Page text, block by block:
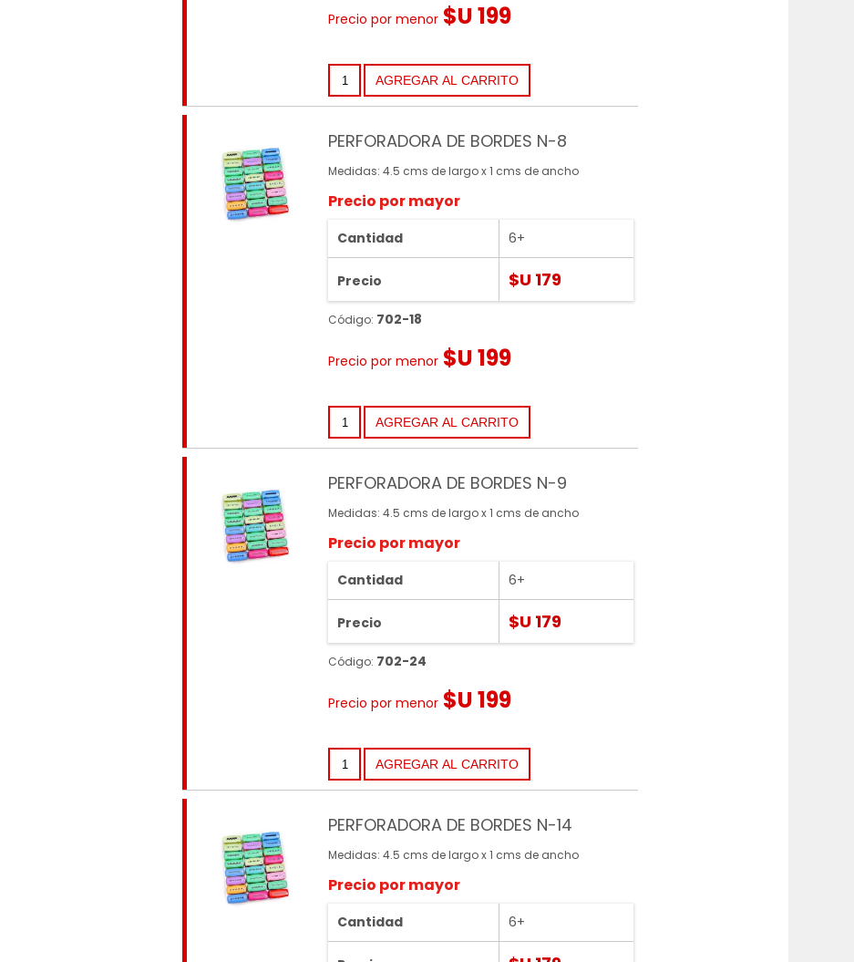
Precio por menor $U 199
PERFORADORA DE BORDES N-8
Medidas: 4.5 cms de largo x 1 cms de ancho
Precio por mayor
Cantidad 6+
Precio $U 179
Código: 702-18
Precio por menor $U 199
PERFORADORA DE BORDES N-9
Medidas: 4.5 cms de largo x 1 cms de ancho
Precio por mayor
Cantidad 6+
Precio $U 179
Código: 702-24
Precio por menor $U 199
PERFORADORA DE BORDES N-14
Medidas: 4.5 cms de largo x 1 cms de ancho
Precio por mayor
Cantidad 6+